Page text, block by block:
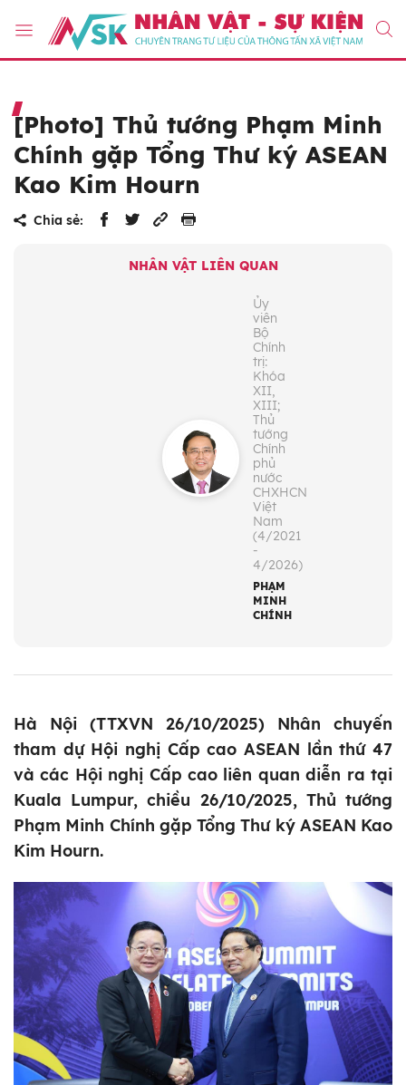
[Photo] Thủ tướng Phạm Minh
Chính gặp Tổng Thư ký ASEAN
Kao Kim Hourn
Chia sẻ:
NHÂN VẬT LIÊN QUAN
Ủy
viên
Bộ
Chính
trị:
Khóa
XII,
XIII;
Thủ
tướng
Chính
phủ
nước
CHXHCN
Việt
Nam
(4/2021
-
4/2026)
PHẠM
MINH
CHÍNH
Hà Nội (TTXVN 26/10/2025) Nhân chuyến
tham dự Hội nghị Cấp cao ASEAN lần thứ 47
và các Hội nghị Cấp cao liên quan diễn ra tại
Kuala Lumpur, chiều 26/10/2025, Thủ tướng
Phạm Minh Chính gặp Tổng Thư ký ASEAN Kao
Kim Hourn.